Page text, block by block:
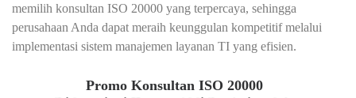
memilih konsultan ISO 20000 yang terpercaya, sehingga
perusahaan Anda dapat meraih keunggulan kompetitif melalui
implementasi sistem manajemen layanan TI yang efisien.
Promo Konsultan ISO 20000